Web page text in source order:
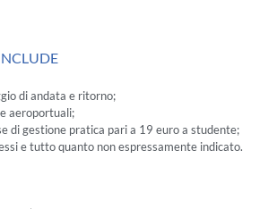
di andata e ritorno;
aeroportuali;
di gestione pratica pari a 19 euro a studente;
e tutto quanto non espressamente indicato.